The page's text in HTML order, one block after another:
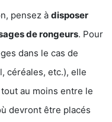
pensez à disposer
de rongeurs. Pour
dans le cas de
céréales, etc.), elle
au moins entre le
devront être placés